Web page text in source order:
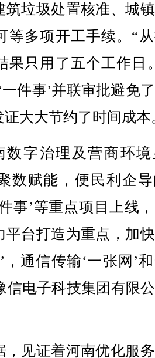
筑垃圾处置核准、城
等多项开工手续。“
果只用了五个工作日
件事’并联审批避免
大大节约了时间成本
字治理及营商环境
数赋能，便民利企
事’等重点项目上线
平台打造为重点，加
，通信传输‘一张网’
信电子科技集团有限
见证着河南优化服